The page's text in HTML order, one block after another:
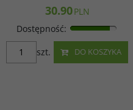
30.90PLN
Dostępność:
DO KOSZYKA
szt.